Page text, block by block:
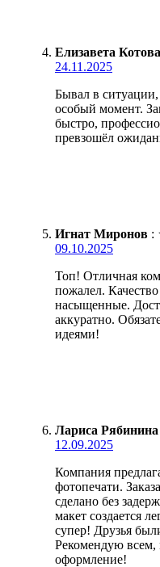
Елизавета Котова
24.11.2025
Бывал в ситуации,
особый момент.
быстро,
превзошёл
Игнат Миронов :
09.10.2025
Топ! Отличная
пожалел.
насыщенные.
аккуратно.
идеями!
Лариса Рябинина
12.09.2025
Компания
фотопечати.
сделано без
макет создается
супер! Друзья
Рекомендую всем,
оформление!